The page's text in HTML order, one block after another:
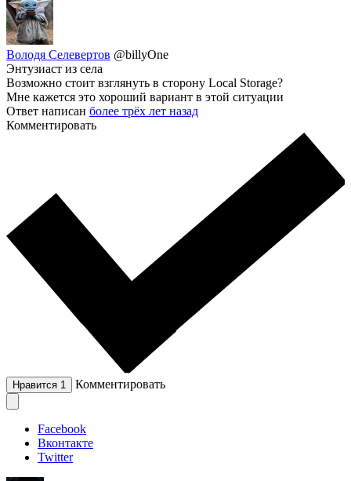
Володя Селевертов @billyOne
Энтузиаст из села
Возможно стоит взглянуть в сторону Local Storage?
Мне кажется это хороший вариант в этой ситуации
Ответ написан более трёх лет назад
Комментировать
Нравится 1 Комментировать
Facebook
Вконтакте
Twitter